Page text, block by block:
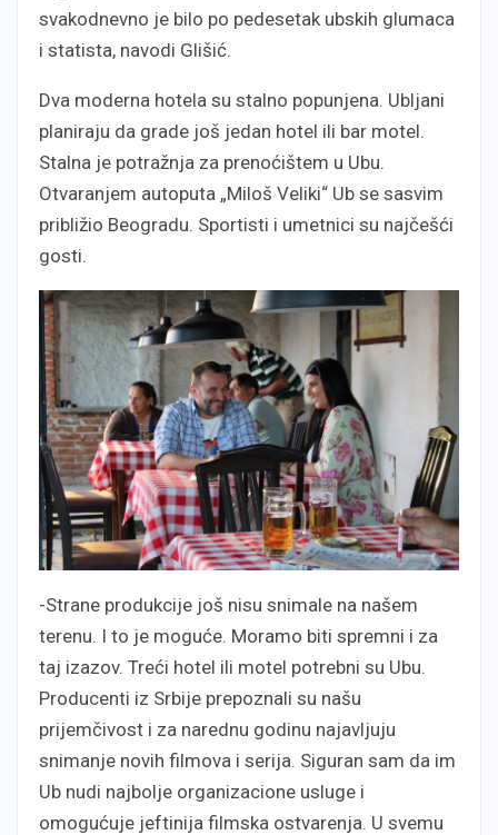
svakodnevno je bilo po pedesetak ubskih glumaca
i statista, navodi Glišić.
Dva moderna hotela su stalno popunjena. Ubljani
planiraju da grade još jedan hotel ili bar motel.
Stalna je potražnja za prenoćištem u Ubu.
Otvaranjem autoputa „Miloš Veliki“ Ub se sasvim
približio Beogradu. Sportisti i umetnici su najčešći
gosti.
-Strane produkcije još nisu snimale na našem
terenu. I to je moguće. Moramo biti spremni i za
taj izazov. Treći hotel ili motel potrebni su Ubu.
Producenti iz Srbije prepoznali su našu
prijemčivost i za narednu godinu najavljuju
snimanje novih filmova i serija. Siguran sam da im
Ub nudi najbolje organizacione usluge i
omogućuje jeftinija filmska ostvarenja. U svemu